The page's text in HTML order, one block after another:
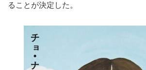
ることが決定した。